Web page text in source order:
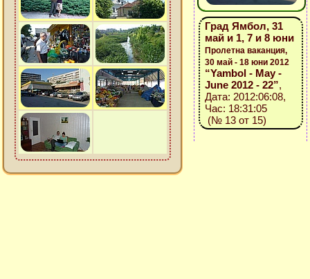
Град Ямбол, 31
май и 1, 7 и 8 юни
Пролетна ваканция,
30 май - 18 юни 2012
“Yambol - May -
June 2012 - 22”,
Дата: 2012:06:08,
Час: 18:31:05
(№ 13 от 15)